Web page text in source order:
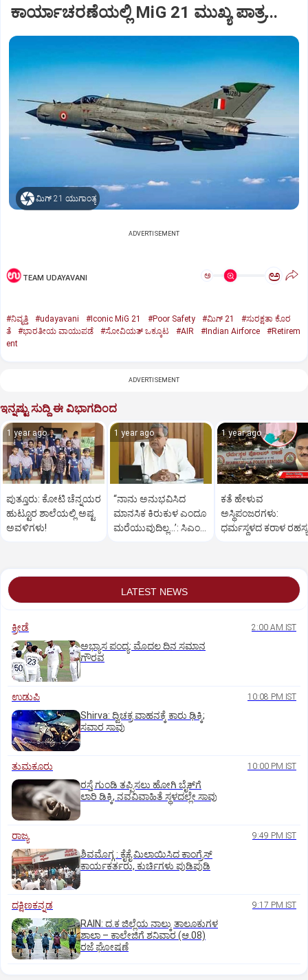
ಕಾರ್ಯಾಚರಣೆಯಲ್ಲಿ MiG 21 ಮುಖ್ಯ ಪಾತ್ರ...
ಮಿಗ್‌ 21 ಯುಗಾಂತ್ಯ
ADVERTISEMENT
TEAM UDAYAVANI ಅ ಅ
#ನಿವೃತ್ತಿ #udayavani #Iconic MiG 21 #Poor Safety #ಮಿಗ್‌ 21
#ಸುರಕ್ಷತಾ ಕೊರ
ತೆ
#ಭಾರತೀಯ ವಾಯುಪಡೆ #ಸೋವಿಯತ್‌ ಒಕ್ಕೂಟ #AIR #Indian Airforce
#Retirem
ent
ADVERTISEMENT
ಇನ್ನಷ್ಟು ಸುದ್ದಿ ಈ ವಿಭಾಗದಿಂದ
1 year ago
ಪುತ್ತೂರು: ಕೋಟಿ ಚೆನ್ನಯರ
ಹುಟ್ಟೂರ ಶಾಲೆಯಲ್ಲಿ ಅಷ್ಟ
ಅವಳಿಗಳು!
1 year ago
“ನಾನು ಅನುಭವಿಸಿದ
ಮಾನಸಿಕ ಕಿರುಕುಳ ಎಂದೂ
ಮರೆಯುವುದಿಲ್ಲ…’: ಸಿಎಂ
1 year ago
ಕತೆ ಹೇಳುವ
ಅಸ್ಥಿಪಂಜರಗಳು:
ಧರ್ಮಸ್ಥಳದ‌ ಕರಾಳ ರಹಸ್ಯ
LATEST NEWS
ಕ್ರೀಡೆ 2:00 AM IST
ಅಭ್ಯಾಸ ಪಂದ್ಯ: ಮೊದಲ ದಿನ ಸಮಾನ
ಗೌರವ
ಉಡುಪಿ 10:08 PM IST
Shirva: ದ್ವಿಚಕ್ರ ವಾಹನಕ್ಕೆ ಕಾರು ಢಿಕ್ಕಿ;
ಸವಾರ ಸಾವು
ತುಮಕೂರು 10:00 PM IST
ರಸ್ತೆ ಗುಂಡಿ ತಪ್ಪಿಸಲು ಹೋಗಿ ಬೈಕ್‌ಗೆ
ಲಾರಿ ಡಿಕ್ಕಿ, ನವವಿವಾಹಿತೆ ಸ್ಥಳದಲ್ಲೇ ಸಾವು
ರಾಜ್ಯ 9:49 PM IST
ಶಿವಮೊಗ್ಗ : ಕೈಕೈ ಮಿಲಾಯಿಸಿದ ಕಾಂಗ್ರೆಸ್
ಕಾರ್ಯಕರ್ತರು, ಕುರ್ಚಿಗಳು ಪುಡಿಪುಡಿ
ದಕ್ಷಿಣಕನ್ನಡ 9:17 PM IST
RAIN: ದ.ಕ ಜಿಲ್ಲೆಯ ನಾಲ್ಕು ತಾಲೂಕುಗಳ
ಶಾಲಾ – ಕಾಲೇಜಿಗೆ ಶನಿವಾರ (ಆ.08)
ರಜೆ ಘೋಷಣೆ